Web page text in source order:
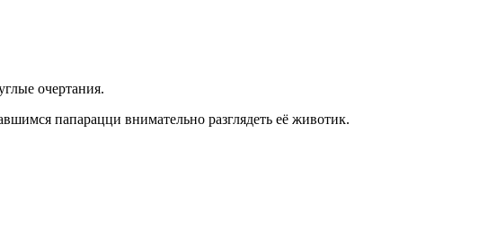
очертания.
папарацци внимательно разглядеть её животик.